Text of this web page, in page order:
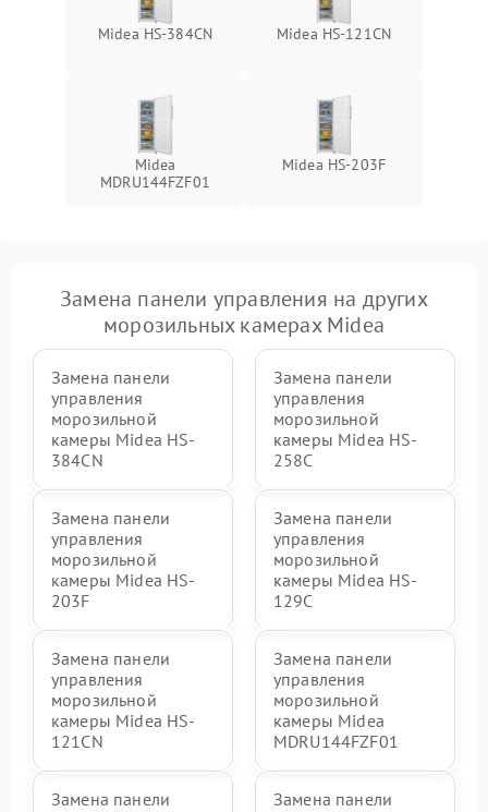
Midea HS-384CN Midea HS-121CN
Midea
MDRU144FZF01
Midea HS-203F
Замена панели управления на других
морозильных камерах Midea
Замена панели
управления
морозильной
камеры Midea HS-
384CN
Замена панели
управления
морозильной
камеры Midea HS-
258C
Замена панели
управления
морозильной
камеры Midea HS-
203F
Замена панели
управления
морозильной
камеры Midea HS-
129C
Замена панели
управления
морозильной
камеры Midea HS-
121CN
Замена панели
управления
морозильной
камеры Midea
MDRU144FZF01
Замена панели
Замена панели